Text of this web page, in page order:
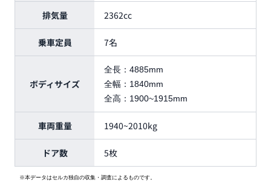
排気量 2362cc
乗車定員 7名
ボディサイズ
全長： 4885mm
全幅： 1840mm
全高： 1900~1915mm
車両重量 1940~2010kg
ドア数 5枚
※本データはセルカ独自の収集・調査によるものです。